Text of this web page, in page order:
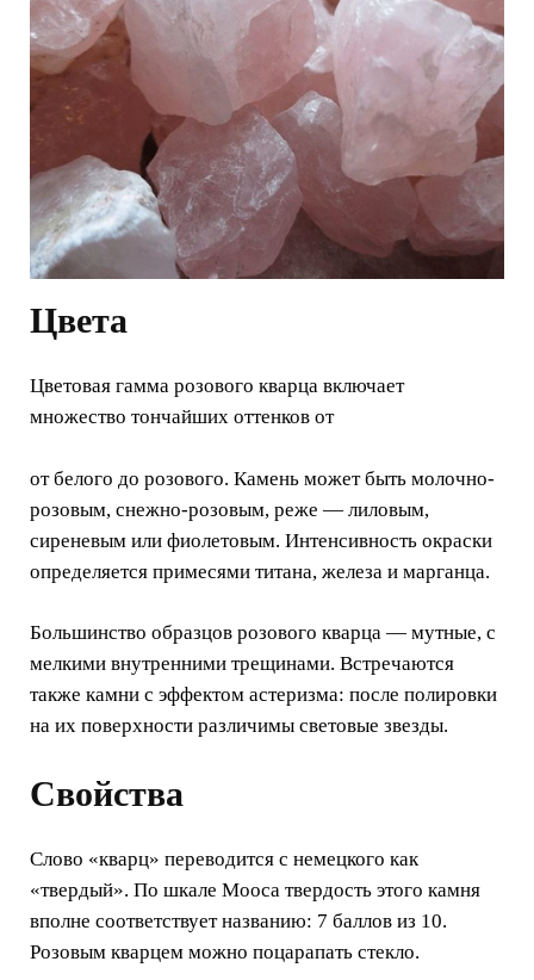
Цвета
Цветовая гамма розового кварца включает
множество тончайших оттенков от
от белого до розового. Камень может быть молочно-
розовым, снежно-розовым, реже — лиловым,
сиреневым или фиолетовым. Интенсивность окраски
определяется примесями титана, железа и марганца.
Большинство образцов розового кварца — мутные, с
мелкими внутренними трещинами. Встречаются
также камни с эффектом астеризма: после полировки
на их поверхности различимы световые звезды.
Свойства
Слово «кварц» переводится с немецкого как
«твердый». По шкале Мооса твердость этого камня
вполне соответствует названию: 7 баллов из 10.
Розовым кварцем можно поцарапать стекло.